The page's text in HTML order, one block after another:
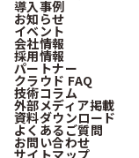
導入事例
お知らせ
イベント
会社情報
採用情報
パートナー
クラウド FAQ
技術コラム
外部メディア掲載
資料ダウンロード
よくあるご質問
お問い合わせ